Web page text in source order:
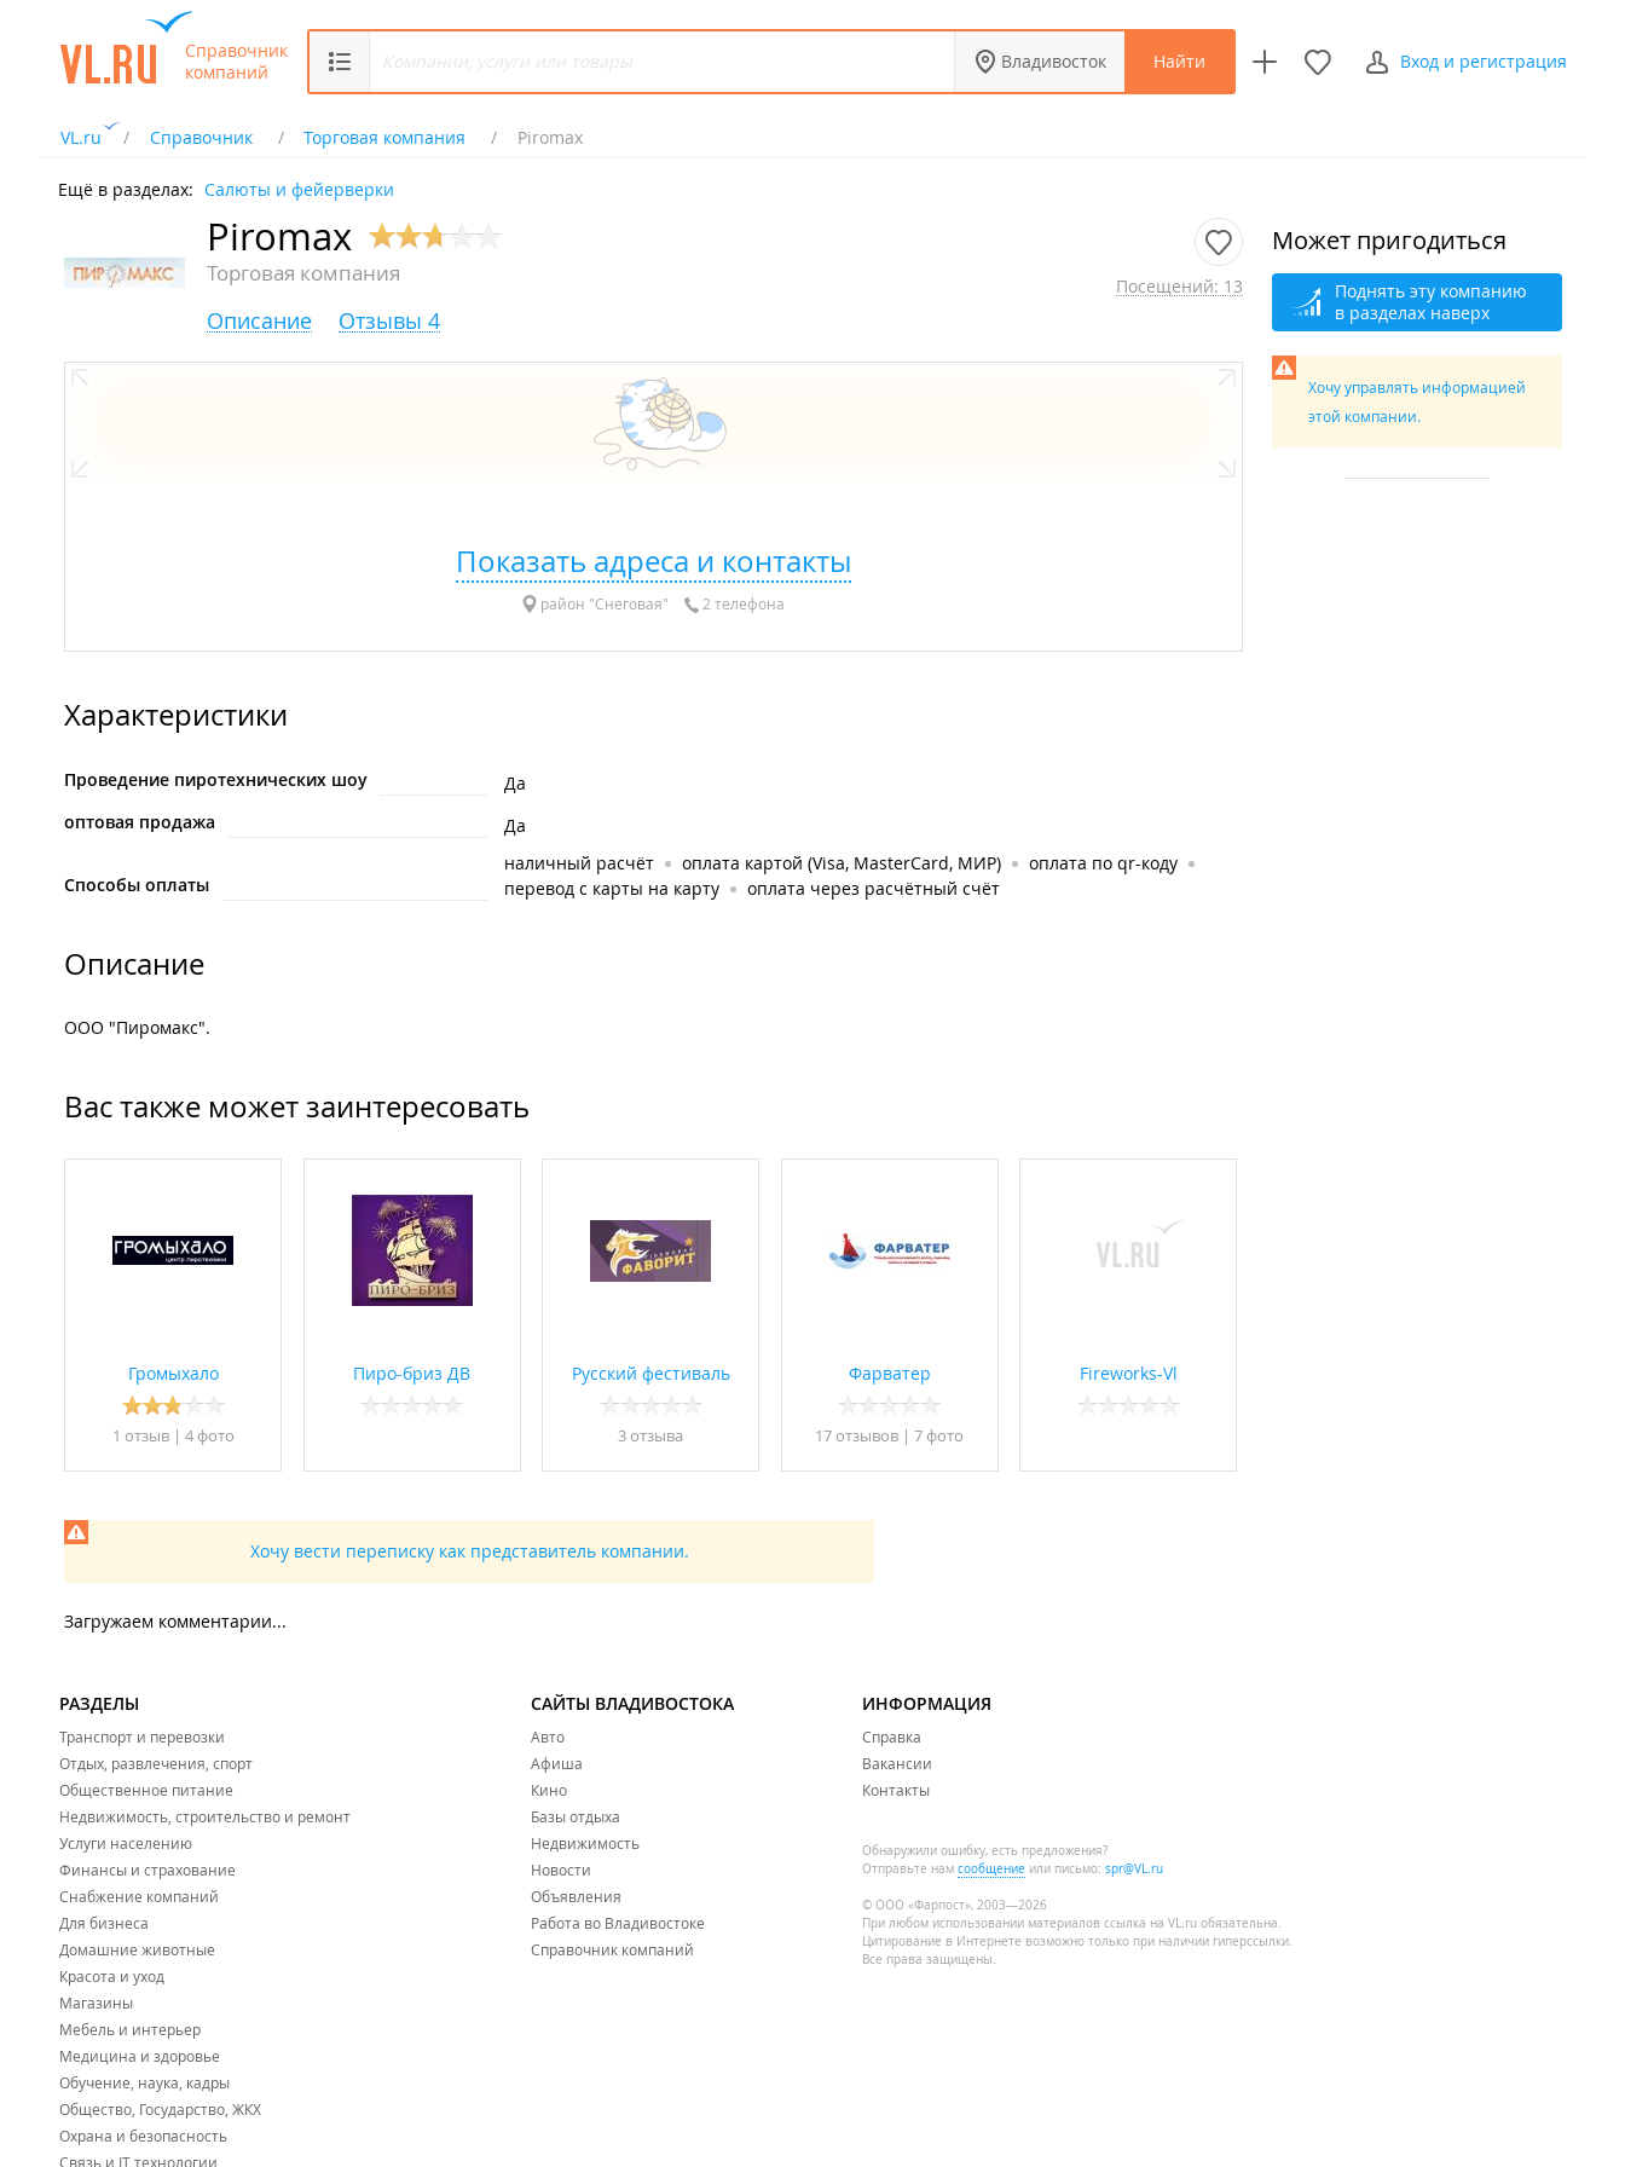
Справочник
компаний
Владивосток Найти Вход и регистрация
VL.ru Справочник Торговая компания Piromax
Ещё в разделах: Салюты и фейерверки
Piromax
Торговая компания Посещений: 13
Описание Отзывы 4
Показать адреса и контакты
район "Снеговая" 2 телефона
Характеристики
Проведение пиротехнических шоу
Да
оптовая продажа
Да
Способы оплаты
наличный расчёт оплата картой (Visa, MasterCard, МИР)
оплата по qr-коду
перевод с карты на карту
оплата через расчётный счёт
Описание
ООО "Пиромакс".
Вас также может заинтересовать
Громыхало
1 отзыв | 4 фото
Пиро-бриз ДВ Русский фестиваль
3 отзывa
Фарватер
17 отзывов | 7 фото
Fireworks-Vl
Хочу вести переписку как представитель компании.
Загружаем комментарии...
Может пригодиться
Поднять эту компанию
в разделах наверх
Хочу управлять информацией
этой компании.
РАЗДЕЛЫ
Транспорт и перевозки
Отдых, развлечения, спорт
Общественное питание
Недвижимость, строительство и ремонт
Услуги населению
Финансы и страхование
Снабжение компаний
Для бизнеса
Домашние животные
Красота и уход
Магазины
Мебель и интерьер
Медицина и здоровье
Обучение, наука, кадры
Общество, Государство, ЖКХ
Охрана и безопасность
Связь и IT технологии
САЙТЫ ВЛАДИВОСТОКА
Авто
Афиша
Кино
Базы отдыха
Недвижимость
Новости
Объявления
Работа во Владивостоке
Справочник компаний
ИНФОРМАЦИЯ
Справка
Вакансии
Контакты
Обнаружили ошибку, есть предложения?
Отправьте нам сообщение или письмо: spr@VL.ru
© ООО «Фарпост», 2003—2026
При любом использовании материалов ссылка на VL.ru обязательна.
Цитирование в Интернете возможно только при наличии гиперссылки.
Все права защищены.